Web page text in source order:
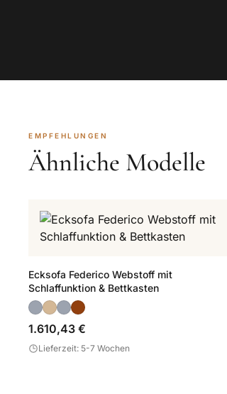
EMPFEHLUNGEN
Ähnliche Modelle
Ecksofa Federico Webstoff mit
Schlaffunktion & Bettkasten
1.610,43 €
Lieferzeit: 5-7 Wochen